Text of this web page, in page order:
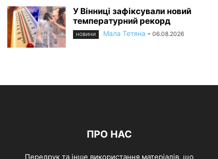
У Вінниці зафіксували новий
температурний рекорд
НОВИНИ Мала Тетяна - 06.08.2026
ПРО НАС
Передрук та інше використання матеріалів, що